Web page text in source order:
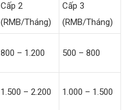
Cấp 2
(RMB/tháng)
Cấp 3
(RMB/tháng)
800 – 1.200 500 – 800
1.500 – 2.200 1.000 – 1.500